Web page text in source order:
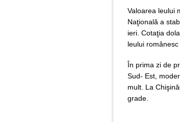
Valoarea leului
Naţională a
ieri. Cotaţia
leului
În prima zi de
Sud- Est,
mult. La
grade.